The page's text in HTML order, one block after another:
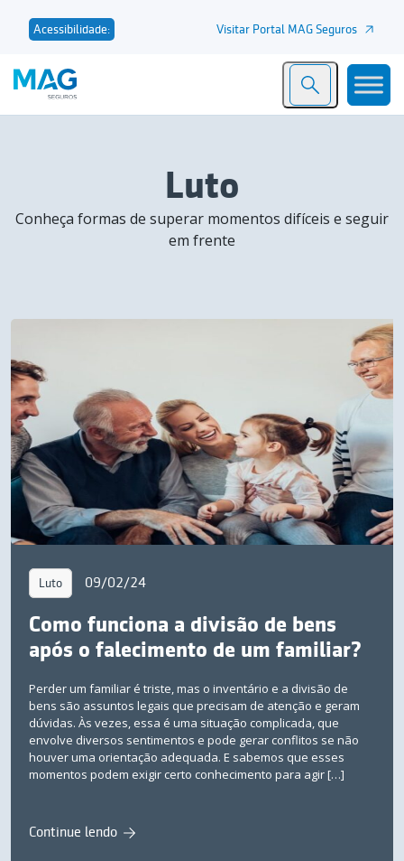
Acessibilidade: Visitar Portal MAG Seguros
Luto
Conheça formas de superar momentos difíceis e seguir
em frente
Luto 09/02/24
Como funciona a divisão de bens
após o falecimento de um familiar?
Perder um familiar é triste, mas o inventário e a divisão de
bens são assuntos legais que precisam de atenção e geram
dúvidas. Às vezes, essa é uma situação complicada, que
envolve diversos sentimentos e pode gerar conflitos se não
houver uma orientação adequada. E sabemos que esses
momentos podem exigir certo conhecimento para agir […]
Continue lendo